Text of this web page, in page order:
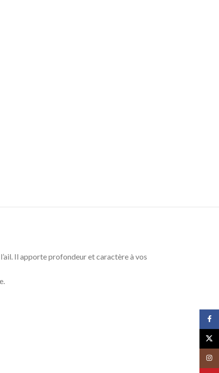
Il apporte profondeur et caractère à vos